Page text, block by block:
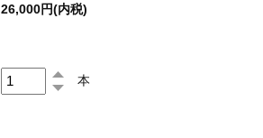
26,000円(内税)
本